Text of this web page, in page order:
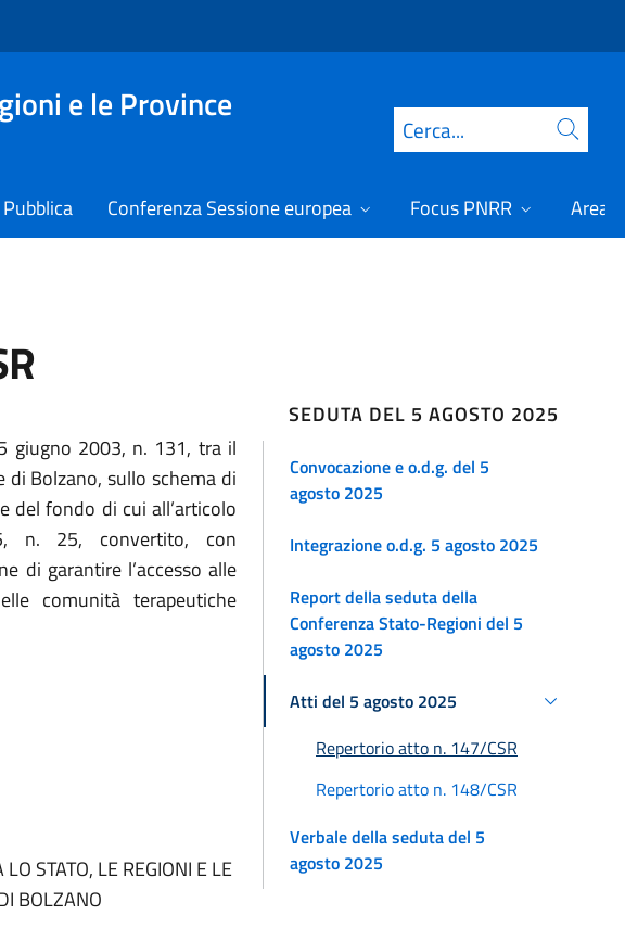
e le Province
Cerca
Conferenza Sessione europea Focus PNRR Area
giugno 2003, n. 131, tra il
di Bolzano, sullo schema di
del fondo di cui all’articolo
n. 25, convertito, con
di garantire l’accesso alle
comunità terapeutiche
STATO, LE REGIONI E LE
BOLZANO
SEDUTA DEL 5 AGOSTO 2025
Convocazione e o.d.g. del 5
agosto 2025
Integrazione o.d.g. 5 agosto 2025
Report della seduta della
Conferenza Stato-Regioni del 5
agosto 2025
Atti del 5 agosto 2025
Repertorio atto n. 147/CSR
Repertorio atto n. 148/CSR
Verbale della seduta del 5
agosto 2025